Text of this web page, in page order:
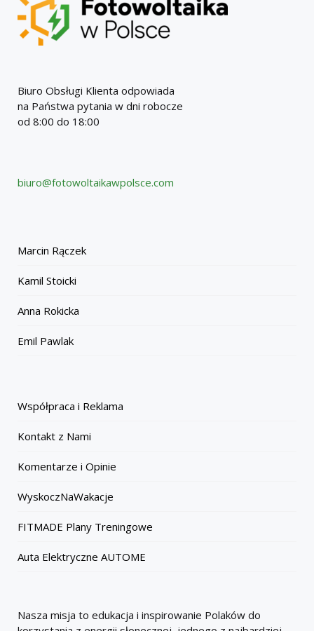
Biuro Obsługi Klienta odpowiada
na Państwa pytania w dni robocze
od 8:00 do 18:00
biuro@fotowoltaikawpolsce.com
Marcin Rączek
Kamil Stoicki
Anna Rokicka
Emil Pawlak
Współpraca i Reklama
Kontakt z Nami
Komentarze i Opinie
WyskoczNaWakacje
FITMADE Plany Treningowe
Auta Elektryczne AUTOME
Nasza misja to edukacja i inspirowanie Polaków do